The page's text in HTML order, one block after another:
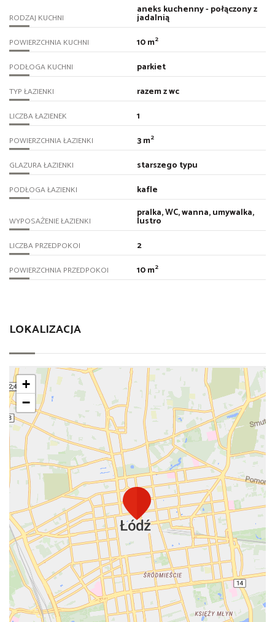
RODZAJ KUCHNI
aneks kuchenny - połączony z
jadalnią
POWIERZCHNIA KUCHNI 10 m2
PODŁOGA KUCHNI parkiet
TYP ŁAZIENKI razem z wc
LICZBA ŁAZIENEK 1
POWIERZCHNIA ŁAZIENKI 3 m2
GLAZURA ŁAZIENKI starszego typu
PODŁOGA ŁAZIENKI kafle
WYPOSAŻENIE ŁAZIENKI
pralka, WC, wanna, umywalka,
lustro
LICZBA PRZEDPOKOI 2
POWIERZCHNIA PRZEDPOKOI 10 m2
LOKALIZACJA
+
−